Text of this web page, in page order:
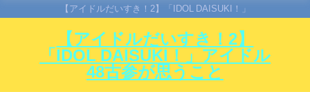
【アイドルだいすき！2】「IDOL DAISUKI！」
【アイドルだいすき！2】
「IDOL DAISUKI！」アイドル
48古参が思うこと